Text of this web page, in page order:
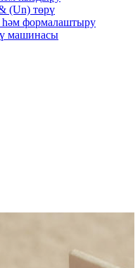
(Un) төрү
һәм формалаштыру
машинасы